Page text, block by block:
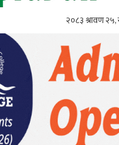
२०८३ श्रावण २५,